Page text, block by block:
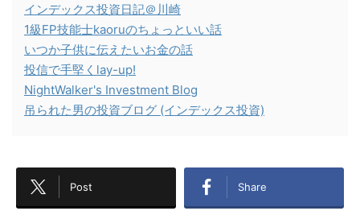
インデックス投資日記＠川崎
1級FP技能士kaoruのちょっといい話
いつか子供に伝えたいお金の話
投信で手堅くlay-up!
NightWalker's Investment Blog
吊られた男の投資ブログ (インデックス投資)
Post Share